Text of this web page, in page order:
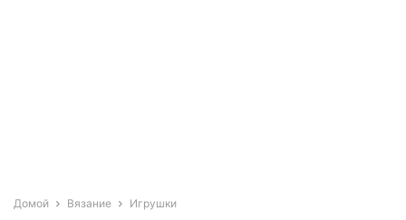
Домой Вязание Игрушки